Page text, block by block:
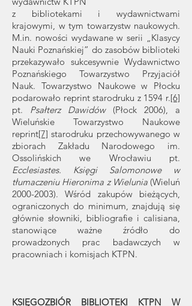
z bibliotekami i wydawnictwami
krajowymi, w tym towarzystw naukowych.
M.in. nowości wydawane w serii „Klasycy
Nauki Poznańskiej” do zasobów biblioteki
przekazywało sukcesywnie Wydawnictwo
Poznańskiego Towarzystwo Przyjaciół
Nauk. Towarzystwo Naukowe w Płocku
podarowało reprint starodruku z 1594 r.[6]
pt. Psałterz Dawidów(Płock 2006), a
Wieluńskie Towarzystwo Naukowe
reprint[7] starodruku przechowywanego w
zbiorach Zakładu Narodowego im.
Ossolińskich we Wrocławiu pt.
Ecclesiastes. Księgi Salomonowe w
tłumaczeniu Hieronima z Wielunia(Wieluń
2000-2003). Wśród zakupów bieżących,
ograniczonych do minimum, znajdują się
głównie słowniki, bibliografie i calisiana,
stanowiące ważne źródło do
prowadzonych prac badawczych w
pracowniach i komisjach KTPN.
KSIĘGOZBIÓR BIBLIOTEKI KTPN W